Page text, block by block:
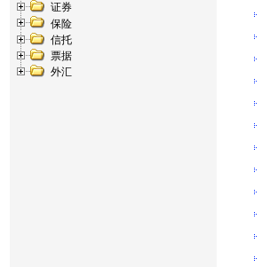
证券
保险
信托
票据
外汇